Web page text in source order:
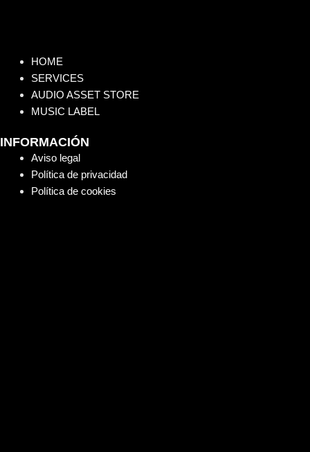
HOME
SERVICES
AUDIO ASSET STORE
MUSIC LABEL
INFORMACIÓN
Aviso legal
Política de privacidad
Política de cookies